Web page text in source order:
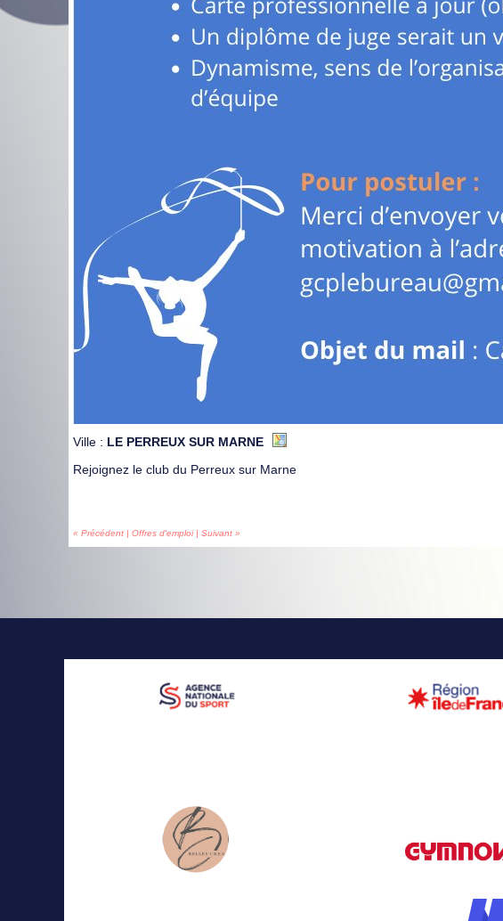
Ville : LE PERREUX SUR MARNE
Rejoignez le club du Perreux sur Marne
« Précédent | Offres d'emploi | Suivant »